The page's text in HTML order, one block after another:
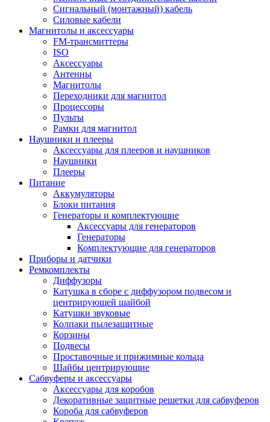
Сигнальный (монтажный) кабель
Силовые кабели
Магнитолы и аксессуары
FM-трансмиттеры
ISO
Аксессуары
Антенны
Магнитолы
Переходники для магнитол
Процессоры
Пульты
Рамки для магнитол
Наушники и плееры
Аксессуары для плееров и наушников
Наушники
Плееры
Питание
Аккумуляторы
Блоки питания
Генераторы и комплектующие
Аксессуары для генераторов
Генераторы
Комплектующие для генераторов
Приборы и датчики
Ремкомплекты
Диффузоры
Катушка в сборе с диффузором подвесом и
центрирующей шайбой
Катушки звуковые
Колпаки пылезащитные
Корзины
Подвесы
Проставочные и прижимные кольца
Шайбы центрирующие
Сабвуферы и аксессуары
Аксессуары для коробов
Декоративные защитные решетки для сабвуферов
Короба для сабвуферов